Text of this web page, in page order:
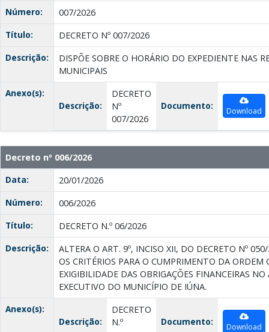
Número:
007/2026
Título:
DECRETO Nº 007/2026
Descrição:
DISPÕE SOBRE O HORÁRIO DO EXPEDIENTE NAS
MUNICIPAIS
Anexo(s):
Descrição:
DECRETO
Nº
007/2026
Documento: Download
Decreto nº 006/2026
Data:
20/01/2026
Número:
006/2026
Título:
DECRETO N.º 06/2026
Descrição:
ALTERA O ART. 9º, INCISO XII, DO DECRETO Nº
OS CRITÉRIOS PARA O CUMPRIMENTO DA ORDEM
EXIGIBILIDADE DAS OBRIGAÇÕES FINANCEIRAS
EXECUTIVO DO MUNICÍPIO DE IÚNA.
Anexo(s):
Descrição:
DECRETO
N.º
Documento: Download